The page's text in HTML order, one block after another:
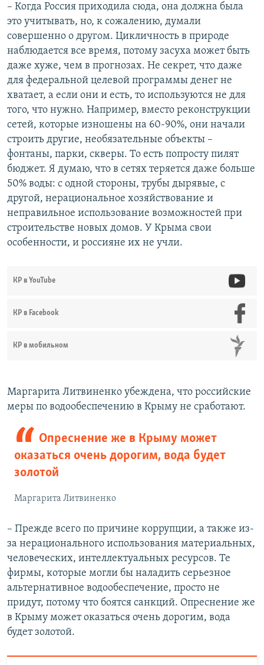
– Когда Россия приходила сюда, она должна была
это учитывать, но, к сожалению, думали
совершенно о другом. Цикличность в природе
наблюдается все время, потому засуха может быть
даже хуже, чем в прогнозах. Не секрет, что даже
для федеральной целевой программы денег не
хватает, а если они и есть, то используются не для
того, что нужно. Например, вместо реконструкции
сетей, которые изношены на 60-90%, они начали
строить другие, необязательные объекты –
фонтаны, парки, скверы. То есть попросту пилят
бюджет. Я думаю, что в сетях теряется даже больше
50% воды: с одной стороны, трубы дырявые, с
другой, нерациональное хозяйствование и
неправильное использование возможностей при
строительстве новых домов. У Крыма свои
особенности, и россияне их не учли.
КР в YouTube
КР в Facebook
КР в мобильном
Маргарита Литвиненко убеждена, что российские
меры по водообеспечению в Крыму не сработают.
Опреснение же в Крыму может
оказаться очень дорогим, вода будет
золотой
Маргарита Литвиненко
– Прежде всего по причине коррупции, а также из-
за нерационального использования материальных,
человеческих, интеллектуальных ресурсов. Те
фирмы, которые могли бы наладить серьезное
альтернативное водообеспечение, просто не
придут, потому что боятся санкций. Опреснение же
в Крыму может оказаться очень дорогим, вода
будет золотой.